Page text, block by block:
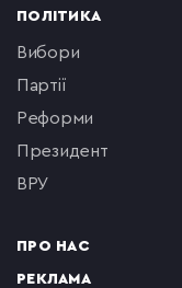
ПОЛІТИКА
вибори
партії
реформи
президент
ВРУ
ПРО НАС
РЕКЛАМА